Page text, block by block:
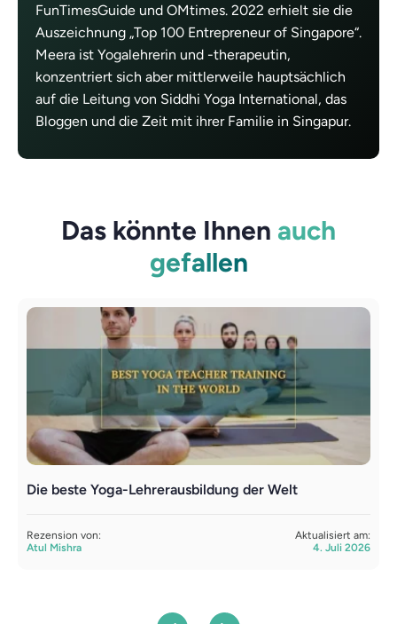
FunTimesGuide und OMtimes. 2022 erhielt sie die
Auszeichnung „Top 100 Entrepreneur of Singapore“.
Meera ist Yogalehrerin und -therapeutin,
konzentriert sich aber mittlerweile hauptsächlich
auf die Leitung von Siddhi Yoga International, das
Bloggen und die Zeit mit ihrer Familie in Singapur.
Das könnte Ihnen auch
gefallen
Die beste Yoga-Lehrerausbildung der Welt
Rezension von:
Atul Mishra
Aktualisiert am:
4. Juli 2026